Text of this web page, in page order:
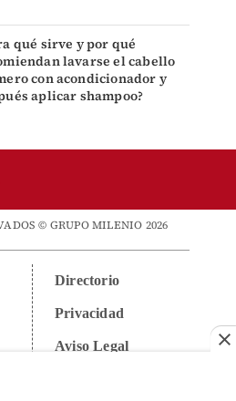
qué sirve y por qué
lavarse el cabello
con acondicionador y
aplicar shampoo?
© GRUPO MILENIO 2026
Directorio
Privacidad
Aviso Legal